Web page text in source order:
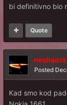
bi definitivno bio
Quote
neshaoct
Posted
Kad smo kod